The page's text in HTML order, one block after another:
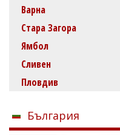
Варна
Стара Загора
Ямбол
Сливен
Пловдив
България